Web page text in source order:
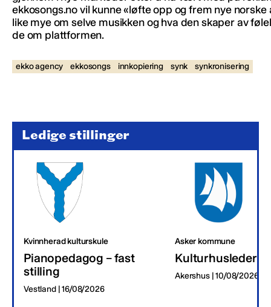
ekkosongs.no vil kunne «løfte opp og frem nye
like mye om selve musikken og hva den skaper av
de om plattformen.
ekko agency ekkosongs innkopiering synk synkronisering
Ledige stillinger
Kvinnherad kulturskule
Pianopedagog – fast
stilling
Vestland | 16/08/2026
Asker kommune
Kulturhusleder
Akershus | 10/08/2026